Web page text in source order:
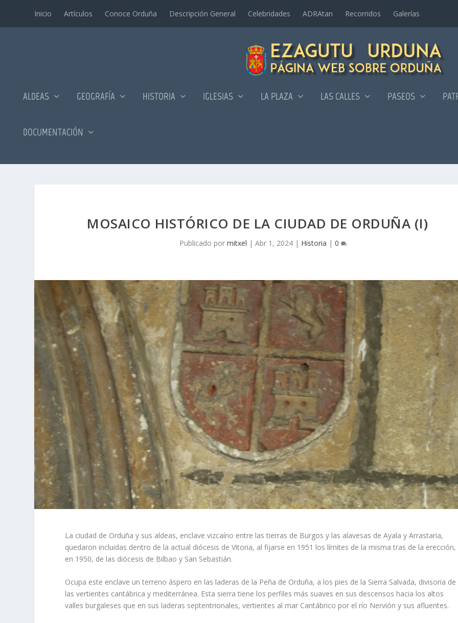
Inicio Artí­culos Conoce Orduña Descripción General Celebridades ADRAtan Recorridos Galerí­as
ALDEAS GEOGRAFÍA HISTORIA IGLESIAS LA PLAZA LAS CALLES PASEOS
DOCUMENTACIÓN
MOSAICO HISTÓRICO DE LA CIUDAD DE ORDUÑA (I)
Publicado por mitxel | Abr 1, 2024| Historia | 0
La ciudad de Orduña y sus aldeas, enclave vizcaíno entre las tierras de Burgos y las alavesas de Ayala y Arrastaria,
quedaron incluidas dentro de la actual diócesis de Vitoria, al fijarse en 1951 los límites de la misma tras de la erección,
en 1950, de las diócesis de Bilbao y San Sebastián.
Ocupa este enclave un terreno áspero en las laderas de la Peña de Orduña, a los pies de la Sierra Salvada, divisoria de
las vertientes cantábrica y mediterránea. Esta sierra tiene los perfiles más suaves en sus descensos hacia los altos
valles burgaleses que en sus laderas septentrionales, vertientes al mar Cantábrico por el río Nervión y sus afluentes.